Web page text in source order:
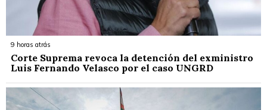
9 horas atrás
Corte Suprema revoca la detención del exministro
Luis Fernando Velasco por el caso UNGRD